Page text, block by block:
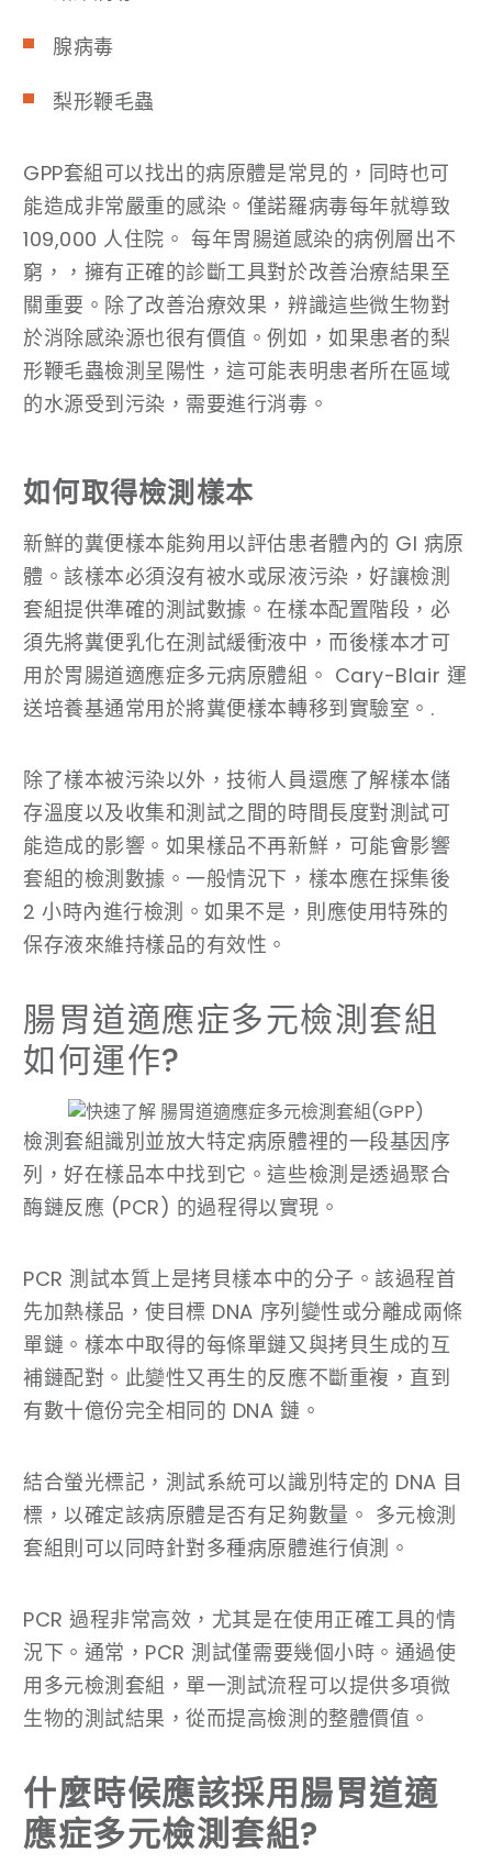
腺病毒
梨形鞭毛蟲
GPP套組可以找出的病原體是常見的，同時也可
能造成非常嚴重的感染。僅諾羅病毒每年就導致
109,000 人住院。 每年胃腸道感染的病例層出不
窮，，擁有正確的診斷工具對於改善治療結果至
關重要。除了改善治療效果，辨識這些微生物對
於消除感染源也很有價值。例如，如果患者的梨
形鞭毛蟲檢測呈陽性，這可能表明患者所在區域
的水源受到污染，需要進行消毒。
如何取得檢測樣本
新鮮的糞便樣本能夠用以評估患者體內的 GI 病原
體。該樣本必須沒有被水或尿液污染，好讓檢測
套組提供準確的測試數據。在樣本配置階段，必
須先將糞便乳化在測試緩衝液中，而後樣本才可
用於胃腸道適應症多元病原體組。 Cary-Blair 運
送培養基通常用於將糞便樣本轉移到實驗室。.
除了樣本被污染以外，技術人員還應了解樣本儲
存溫度以及收集和測試之間的時間長度對測試可
能造成的影響。如果樣品不再新鮮，可能會影響
套組的檢測數據。一般情況下，樣本應在採集後
2 小時內進行檢測。如果不是，則應使用特殊的
保存液來維持樣品的有效性。
腸胃道適應症多元檢測套組
如何運作?
檢測套組識別並放大特定病原體裡的一段基因序
列，好在樣品本中找到它。這些檢測是透過聚合
酶鏈反應 (PCR) 的過程得以實現。
PCR 測試本質上是拷貝樣本中的分子。該過程首
先加熱樣品，使目標 DNA 序列變性或分離成兩條
單鏈。樣本中取得的每條單鏈又與拷貝生成的互
補鏈配對。此變性又再生的反應不斷重複，直到
有數十億份完全相同的 DNA 鏈。
結合螢光標記，測試系統可以識別特定的 DNA 目
標，以確定該病原體是否有足夠數量。 多元檢測
套組則可以同時針對多種病原體進行偵測。
PCR 過程非常高效，尤其是在使用正確工具的情
況下。通常，PCR 測試僅需要幾個小時。通過使
用多元檢測套組，單一測試流程可以提供多項微
生物的測試結果，從而提高檢測的整體價值。
什麼時候應該採用腸胃道適
應症多元檢測套組?